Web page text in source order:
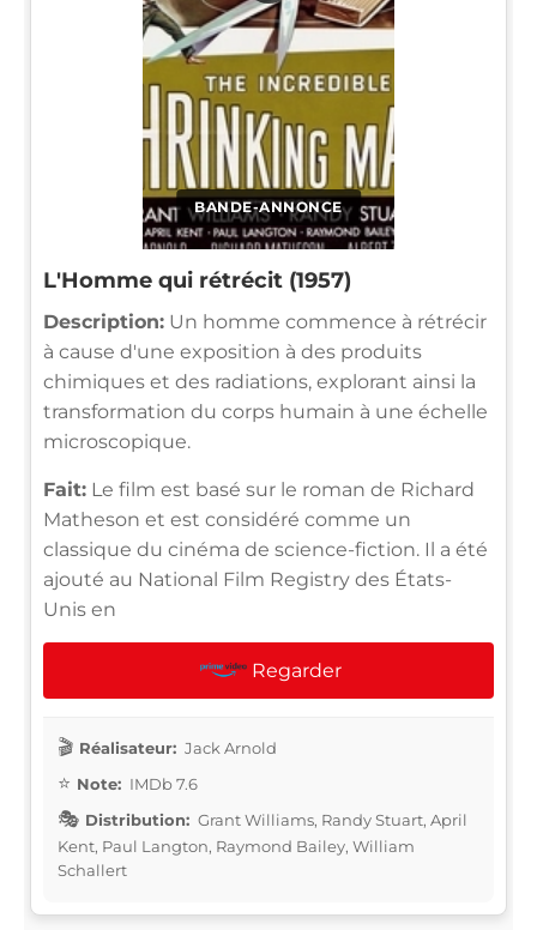
BANDE-ANNONCE
L'Homme qui rétrécit (1957)
Description: Un homme commence à rétrécir
à cause d'une exposition à des produits
chimiques et des radiations, explorant ainsi la
transformation du corps humain à une échelle
microscopique.
Fait: Le film est basé sur le roman de Richard
Matheson et est considéré comme un
classique du cinéma de science-fiction. Il a été
ajouté au National Film Registry des États-
Unis en
Regarder
Réalisateur: Jack Arnold
Note: IMDb 7.6
Distribution: Grant Williams, Randy Stuart, April
Kent, Paul Langton, Raymond Bailey, William
Schallert